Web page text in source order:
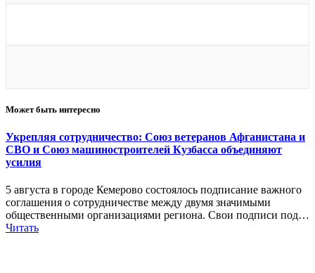
Может быть интересно
Укрепляя сотрудничество: Союз ветеранов Афганистана и
СВО и Союз машиностроителей Кузбасса объединяют
усилия
5 августа в городе Кемерово состоялось подписание важного
соглашения о сотрудничестве между двумя значимыми
общественными организациями региона. Свои подписи под…
Читать